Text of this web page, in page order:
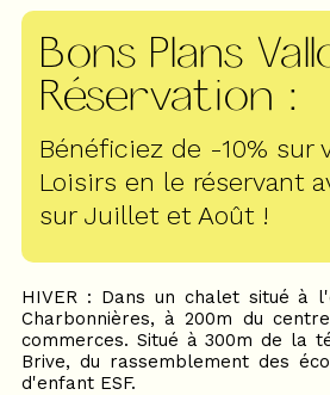
Bons Plans
Réservation :
Bénéficiez de -10% sur
Loisirs en le réservant
sur Juillet et Août !
HIVER : Dans un chalet situé à
Charbonnières, à 200m du
commerces. Situé à 300m de la
Brive, du rassemblement des
d'enfant ESF.